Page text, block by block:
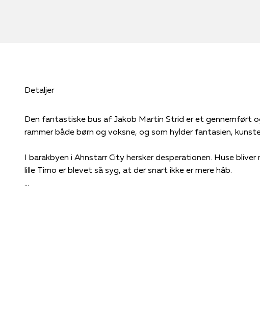
Detaljer
Den fantastiske bus af Jakob Martin Strid er et gennemført
rammer både børn og voksne, og som hylder fantasien,
I barakbyen i Ahnstarr City hersker desperationen. Huse
lille Timo er blevet så syg, at der snart ikke er mere håb.